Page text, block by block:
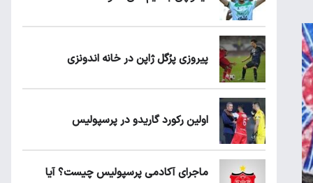
پیروزی پرُگل ژاپن در خانه اندونزی
اولین رکورد گاریدو در پرسپولیس
ماجرای آکادمی پرسپولیس چیست؟ آیا